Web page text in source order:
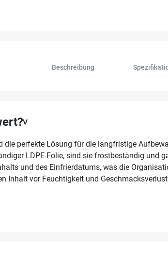
Beschreibung
die perfekte Lösung für die langfristige
LDPE-Folie, sind sie frostbeständig und
und des Einfrierdatums, was die
Inhalt vor Feuchtigkeit und